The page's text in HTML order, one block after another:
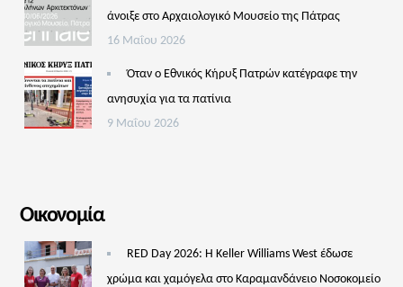
άνοιξε στο Αρχαιολογικό Μουσείο της Πάτρας
16 Μαΐου 2026
Όταν ο Εθνικός Κήρυξ Πατρών κατέγραφε την
ανησυχία για τα πατίνια
9 Μαΐου 2026
Οικονομία
RED Day 2026: Η Keller Williams West έδωσε
χρώμα και χαμόγελα στο Καραμανδάνειο Νοσοκομείο